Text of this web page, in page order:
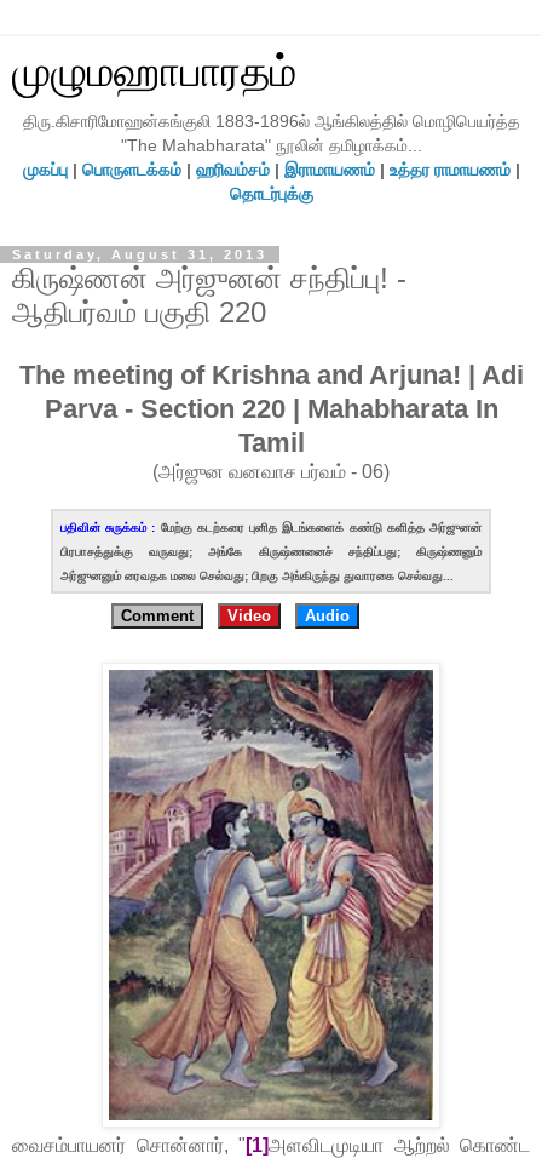
முழுமஹாபாரதம்
திரு.கிசாரிமோஹன்கங்குலி 1883-1896ல் ஆங்கிலத்தில் மொழிபெயர்த்த
"The Mahabharata" நூலின் தமிழாக்கம்...
முகப்பு| பொருளடக்கம்| ஹரிவம்சம்| இராமாயணம்| உத்தர ராமாயணம்|
தொடர்புக்கு
Saturday, August 31, 2013
கிருஷ்ணன் அர்ஜுனன் சந்திப்பு! -
ஆதிபர்வம் பகுதி 220
The meeting of Krishna and Arjuna! | Adi
Parva - Section 220 | Mahabharata In
Tamil
(அர்ஜுன வனவாச பர்வம் - 06)
பதிவின் சுருக்கம் : மேற்கு கடற்கரை புனித இடங்களைக் கண்டு களித்த அர்ஜுனன்
பிரபாசத்துக்கு வருவது; அங்கே கிருஷ்ணனைச் சந்திப்பது; கிருஷ்ணனும்
அர்ஜுனனும் ரைவதக மலை செல்வது; பிறகு அங்கிருந்து துவாரகை செல்வது...
Comment Video Audio
வைசம்பாயனர் சொன்னார், " [1]அளவிடமுடியா ஆற்றல் கொண்ட